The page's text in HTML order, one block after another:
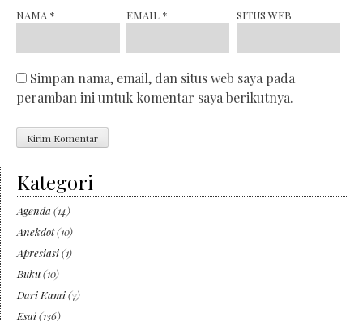
NAMA * EMAIL * SITUS WEB
Simpan nama, email, dan situs web saya pada
peramban ini untuk komentar saya berikutnya.
Kategori
Agenda (14)
Anekdot(10)
Apresiasi(1)
Buku(10)
Dari Kami(7)
Esai(136)